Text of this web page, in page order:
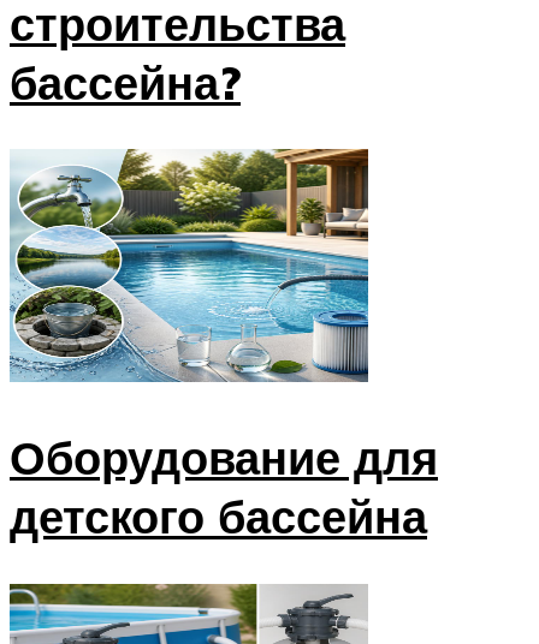
строительства
бассейна?
Оборудование для
детского бассейна